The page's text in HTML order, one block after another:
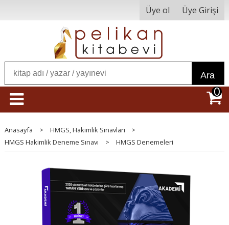
Üye ol Üye Girişi
Ara
0
Anasayfa > HMGS, Hakimlik Sınavları
>
HMGS Hakimlik Deneme Sınavı
> HMGS Denemeleri